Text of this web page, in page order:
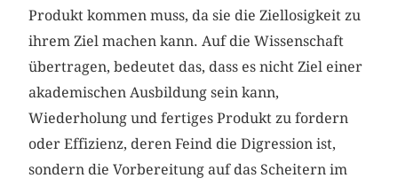
Produkt kommen muss, da sie die Ziellosigkeit zu
ihrem Ziel machen kann. Auf die Wissenschaft
übertragen, bedeutet das, dass es nicht Ziel einer
akademischen Ausbildung sein kann,
Wiederholung und fertiges Produkt zu fordern
oder Effizienz, deren Feind die Digression ist,
sondern die Vorbereitung auf das Scheitern im